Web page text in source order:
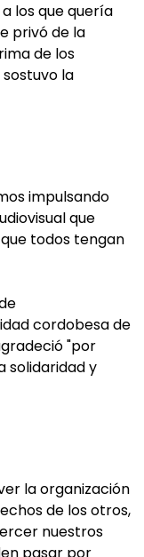
los que quería
privó de la
de los
la
impulsando
que
todos tengan
cordobesa de
"por
solidaridad y
la organización
de los otros,
nuestros